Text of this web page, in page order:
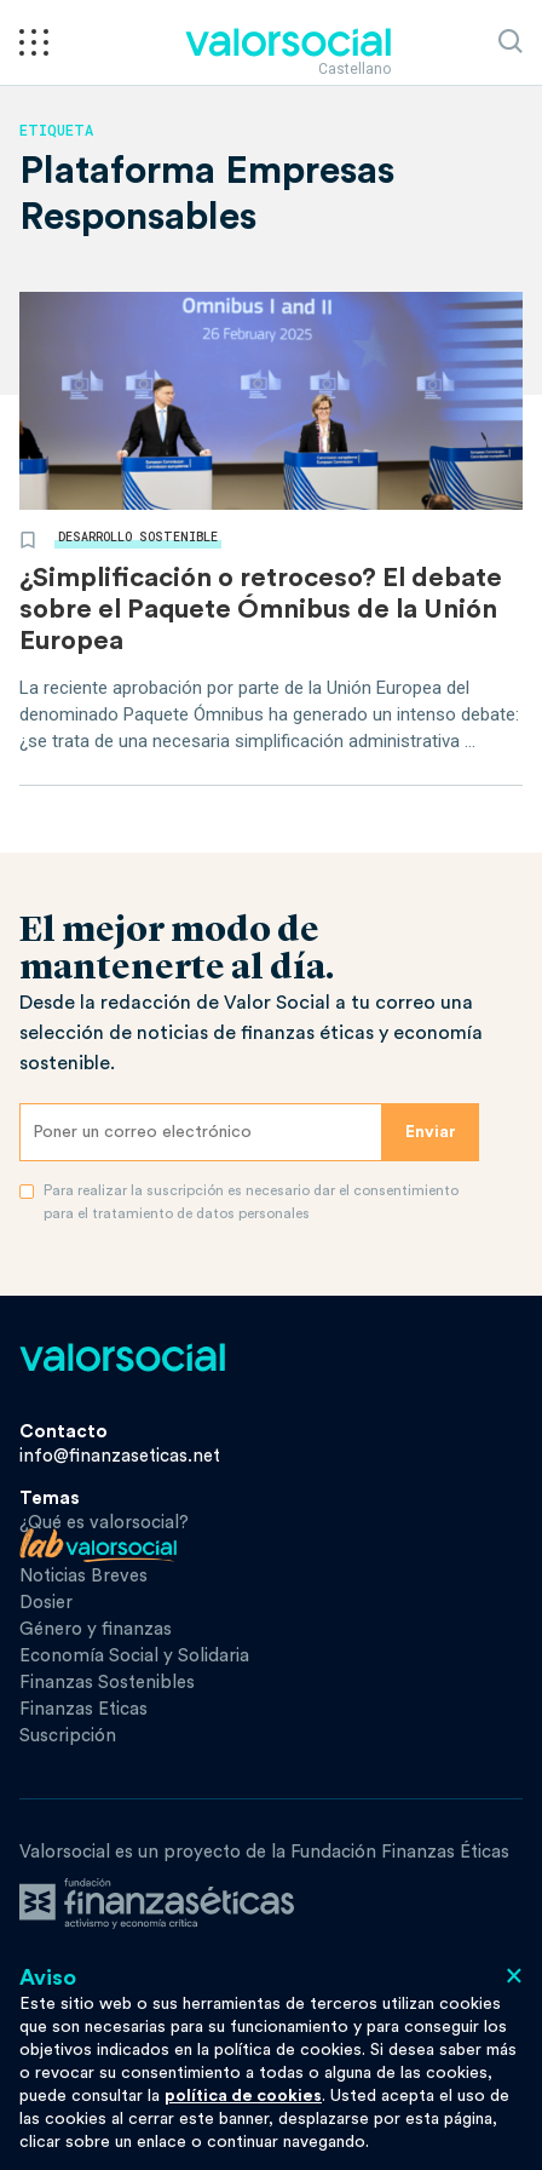
Castellano
ETIQUETA
Plataforma Empresas
Responsables
DESARROLLO SOSTENIBLE
¿Simplificación o retroceso? El debate
sobre el Paquete Ómnibus de la Unión
Europea
La reciente aprobación por parte de la Unión Europea del
denominado Paquete Ómnibus ha generado un intenso debate:
¿se trata de una necesaria simplificación administrativa ...
El mejor modo de
mantenerte al día.
Desde la redacción de Valor Social a tu correo una
selección de noticias de finanzas éticas y economía
sostenible.
Para realizar la suscripción es necesario dar el consentimiento
para el tratamiento de datos personales
Contacto
info@finanzaseticas.net
Temas
¿Qué es valorsocial?
Noticias Breves
Dosier
Género y finanzas
Economía Social y Solidaria
Finanzas Sostenibles
Finanzas Eticas
Suscripción
Valorsocial es un proyecto de la Fundación Finanzas Éticas
Síguenos
Esta obra se distribuye bajo licenciaMoze
Privacy Cookie Policy
×
Aviso
Este sitio web o sus herramientas de terceros utilizan cookies
que son necesarias para su funcionamiento y para conseguir los
objetivos indicados en la política de cookies. Si desea saber más
o revocar su consentimiento a todas o alguna de las cookies,
puede consultar la política de cookies. Usted acepta el uso de
las cookies al cerrar este banner, desplazarse por esta página,
clicar sobre un enlace o continuar navegando.